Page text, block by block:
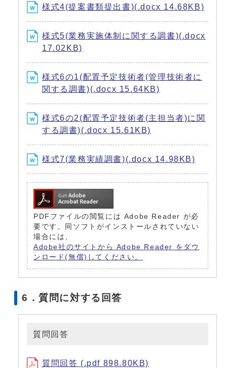
様式4(提案書類提出書)(.docx 14.68KB)
様式5(業務実施体制に関する調書)(.docx
17.02KB)
様式6の1(配置予定技術者(管理技術者に
関する調書)(.docx 15.64KB)
様式6の2(配置予定技術者(主担当者)に関
する調書)(.docx 15.61KB)
様式7(業務実績調書)(.docx 14.98KB)
PDFファイルの閲覧には Adobe Reader が必
要です。同ソフトがインストールされていない
場合には、
Adobe社のサイトから Adobe Reader をダウ
ンロード(無償)してください。
6．質問に対する回答
質問回答
質問回答 (.pdf 898.80KB)